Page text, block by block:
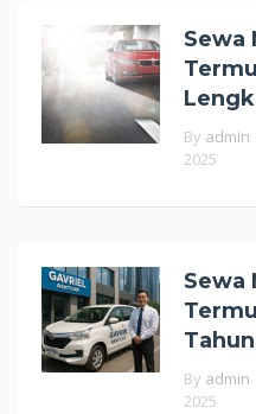
Sewa
By admin
2025
Sewa
By admin
2025